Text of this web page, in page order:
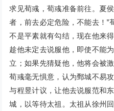
求见荀彧，荀彧准备前往。夏
者，前去必定危险，不能去！”
不是平素就有勾结，现在他来
趁他未定去说服他，即使不能
立；如果先猜疑他，他将会被
荀彧毫无惧意，认为鄄城不易
与程昱计议，让他去说服范和
城，以等待太祖。太祖从徐州